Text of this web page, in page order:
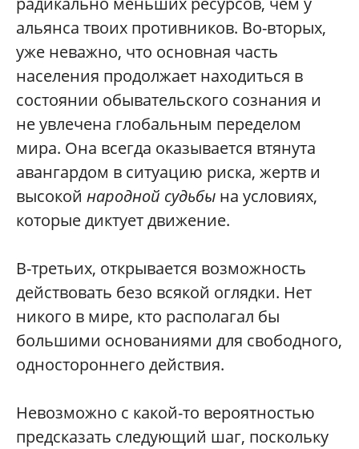
альянса твоих противников. Во-вторых,
уже неважно, что основная часть
населения продолжает находиться в
состоянии обывательского сознания и
не увлечена глобальным переделом
мира. Она всегда оказывается втянута
авангардом в ситуацию риска, жертв и
высокой народной судьбы на условиях,
которые диктует движение.
В-третьих, открывается возможность
действовать безо всякой оглядки. Нет
никого в мире, кто располагал бы
большими основаниями для свободного,
одностороннего действия.
Невозможно с какой-то вероятностью
предсказать следующий шаг, поскольку